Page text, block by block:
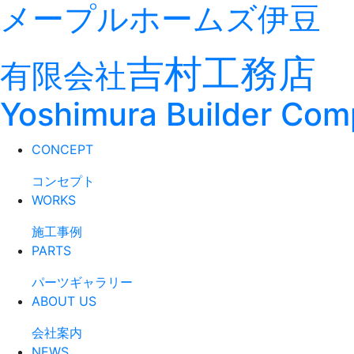
メープルホームズ伊豆
有限会社吉村工務店
Yoshimura Builder
CONCEPT
コンセプト
WORKS
施工事例
PARTS
パーツギャラリー
ABOUT US
会社案内